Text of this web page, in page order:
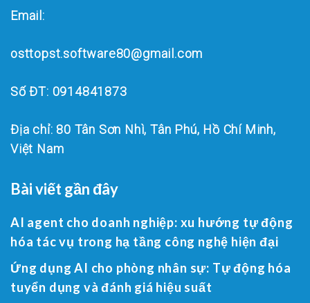
Email:
osttopst.software80@gmail.com
Số ĐT: 0914841873
Địa chỉ: 80 Tân Sơn Nhì, Tân Phú, Hồ Chí Minh,
Việt Nam
Bài viết gần đây
AI agent cho doanh nghiệp: xu hướng tự động
hóa tác vụ trong hạ tầng công nghệ hiện đại
Ứng dụng AI cho phòng nhân sự: Tự động hóa
tuyển dụng và đánh giá hiệu suất